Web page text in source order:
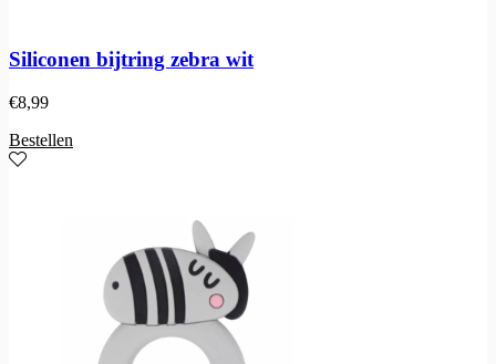
Siliconen bijtring zebra wit
€8,99
Bestellen